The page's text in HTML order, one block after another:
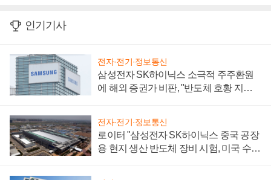
인기기사
전자·전기·정보통신
삼성전자 SK하이닉스 소극적 주주환원
에 해외 증권가 비판, "반도체 호황 지속
전자·전기·정보통신
로이터 "삼성전자 SK하이닉스 중국 공장
용 현지 생산 반도체 장비 시험, 미국 수출